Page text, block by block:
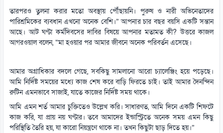
তারপরও তুলনা করার মতো অবস্থায় পৌঁছায়নি। পুরুষ ও নারী অভিনেতাদের
পারিশ্রমিকের ব্যবধান এখনো অনেক বেশি।” আপনার চার বছর বয়সি একটি সন্তান
আছে। আট ঘণ্টা কর্মদিবসের দাবির বিষয়ে আপনার মতামত কী? উত্তরে কাজল
আগরওয়াল বলেন, “মা হওয়ার পর আমার জীবনে অনেক পরিবর্তন এসেছে।
আমার অগ্রাধিকার বদলে গেছে, সবকিছু সামলানো আরো চ্যালেঞ্জিং হয়ে পড়েছে।
আমি নির্দিষ্ট সময়ের মধ্যে কাজ শেষ করে বাড়ি ফিরতে চাই। তাই আমার দৈনন্দিন
রুটিন এমনভাবে সাজাই, যাতে কাজের নির্দিষ্ট সময় থাকে।
আমি এমন শর্ত আমার চুক্তিতেও উল্লেখ করি। সাধারণত, আমি দিনে একটি শিফটে
কাজ করি, যা প্রায় নয় ঘণ্টার। তবে আমাদের ইন্ডাস্ট্রিতে অনেক সময় এমন কিছু
পরিস্থিতি তৈরি হয়, যা কারো নিয়ন্ত্রণে থাকে না। তখন কিছুটা ছাড় দিতে হয়।”